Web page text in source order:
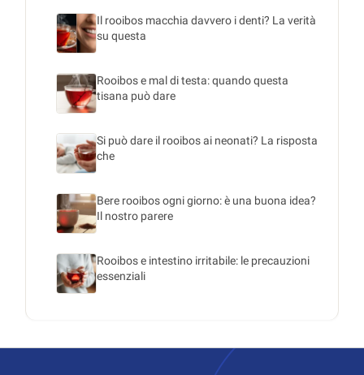
Il rooibos macchia davvero i denti? La verità
su questa
Rooibos e mal di testa: quando questa
tisana può dare
Si può dare il rooibos ai neonati? La risposta
che
Bere rooibos ogni giorno: è una buona idea?
Il nostro parere
Rooibos e intestino irritabile: le precauzioni
essenziali